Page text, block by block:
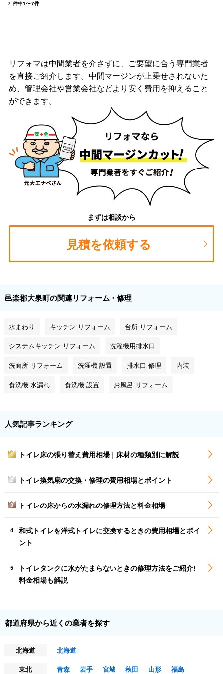
7 件中1〜7件
リフォマは中間業者を介さずに、ご要望に合う専門業者
を直接ご紹介します。中間マージンが上乗せされないた
め、管理会社や営業会社などより安く費用を抑えること
ができます。
まずは相談から
見積を依頼する
邑楽郡大泉町の関連リフォーム・修理
水まわり キッチン リフォーム 台所 リフォーム
システムキッチン リフォーム 洗濯機用排水口
洗面所 リフォーム 洗濯機 設置 排水口 修理 内装
食洗機 水漏れ 食洗機 設置 お風呂 リフォーム
人気記事ランキング
1 トイレ床の張り替え費用相場｜床材の種類別に解説
2 トイレ換気扇の交換・修理の費用相場とポイント
3 トイレの床からの水漏れの修理方法と料金相場
4
和式トイレを洋式トイレに交換するときの費用相場とポイ
ント
5
トイレタンクに水がたまらないときの修理方法をご紹介!
料金相場も解説
都道府県から近くの業者を探す
北海道
北海道
東北
青森 岩手 宮城 秋田 山形
福島